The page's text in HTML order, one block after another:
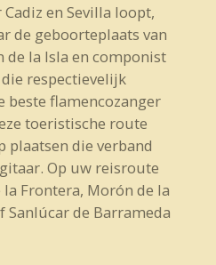
en Sevilla loopt,
de geboorteplaats van
de la Isla en componist
respectievelijk
beste flamencozanger
toeristische route
die verband
Op uw reisroute
Frontera, Morón de la
Sanlúcar de Barrameda